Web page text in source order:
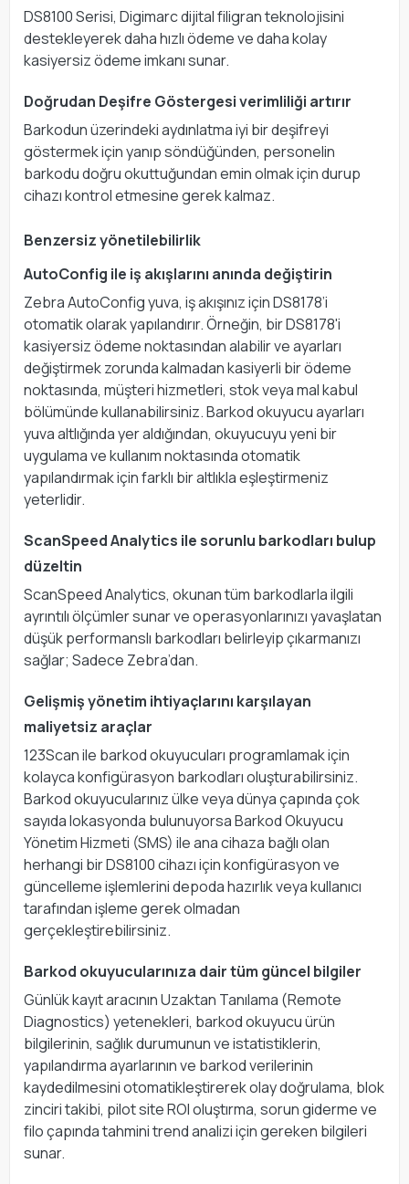
DS8100 Serisi, Digimarc dijital filigran teknolojisini
destekleyerek daha hızlı ödeme ve daha kolay
kasiyersiz ödeme imkanı sunar.
Doğrudan Deşifre Göstergesi verimliliği artırır
Barkodun üzerindeki aydınlatma iyi bir deşifreyi
göstermek için yanıp söndüğünden, personelin
barkodu doğru okuttuğundan emin olmak için durup
cihazı kontrol etmesine gerek kalmaz.
Benzersiz yönetilebilirlik
AutoConfig ile iş akışlarını anında değiştirin
Zebra AutoConfig yuva, iş akışınız için DS8178’i
otomatik olarak yapılandırır. Örneğin, bir DS8178'i
kasiyersiz ödeme noktasından alabilir ve ayarları
değiştirmek zorunda kalmadan kasiyerli bir ödeme
noktasında, müşteri hizmetleri, stok veya mal kabul
bölümünde kullanabilirsiniz. Barkod okuyucu ayarları
yuva altlığında yer aldığından, okuyucuyu yeni bir
uygulama ve kullanım noktasında otomatik
yapılandırmak için farklı bir altlıkla eşleştirmeniz
yeterlidir.
ScanSpeed Analytics ile sorunlu barkodları bulup
düzeltin
ScanSpeed Analytics, okunan tüm barkodlarla ilgili
ayrıntılı ölçümler sunar ve operasyonlarınızı yavaşlatan
düşük performanslı barkodları belirleyip çıkarmanızı
sağlar; Sadece Zebra’dan.
Gelişmiş yönetim ihtiyaçlarını karşılayan
maliyetsiz araçlar
123Scan ile barkod okuyucuları programlamak için
kolayca konfigürasyon barkodları oluşturabilirsiniz.
Barkod okuyucularınız ülke veya dünya çapında çok
sayıda lokasyonda bulunuyorsa Barkod Okuyucu
Yönetim Hizmeti (SMS) ile ana cihaza bağlı olan
herhangi bir DS8100 cihazı için konfigürasyon ve
güncelleme işlemlerini depoda hazırlık veya kullanıcı
tarafından işleme gerek olmadan
gerçekleştirebilirsiniz.
Barkod okuyucularınıza dair tüm güncel bilgiler
Günlük kayıt aracının Uzaktan Tanılama (Remote
Diagnostics) yetenekleri, barkod okuyucu ürün
bilgilerinin, sağlık durumunun ve istatistiklerin,
yapılandırma ayarlarının ve barkod verilerinin
kaydedilmesini otomatikleştirerek olay doğrulama, blok
zinciri takibi, pilot site ROI oluştırma, sorun giderme ve
filo çapında tahmini trend analizi için gereken bilgileri
sunar.